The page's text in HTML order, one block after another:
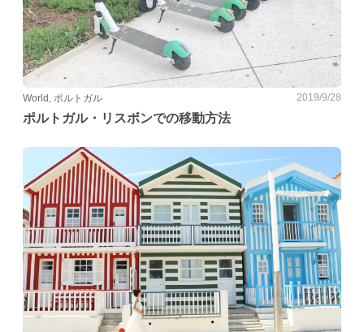
World, ポルトガル 2019/9/28
ポルトガル・リスボンでの移動方法